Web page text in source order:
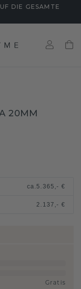
DIE GESAMTE
20MM
ca.5.365,- €
2.137,- €
Gratis